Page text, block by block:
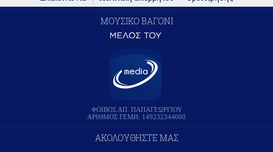
ΜΟΥΣΙΚΟ ΒΑΓΟΝΙ
ΦΟΙΒΟΣ ΑΠ. ΠΑΠΑΓΕΩΡΓΙΟΥ
ΑΡΙΘΜΟΣ ΓΕΜΗ: 149232344000
ΑΚΟΛΟΥΘΗΣΤΕ ΜΑΣ